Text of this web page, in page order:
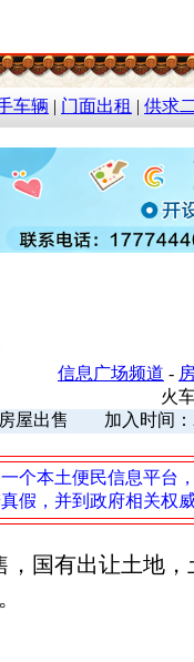
车辆 | 门面出租 | 供求
信息广场频道 -
火
房屋出售 加入时间
个本土便民信息平台
假，并到政府相关权
国有出让土地